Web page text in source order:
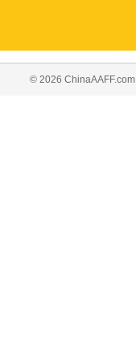
© 2026 ChinaAAFF.com